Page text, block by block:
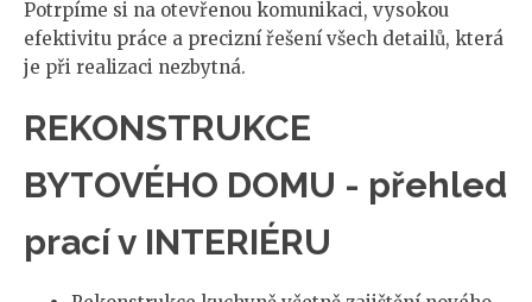
Potrpíme si na otevřenou komunikaci, vysokou
efektivitu práce a precizní řešení všech detailů, která
je při realizaci nezbytná.
REKONSTRUKCE
BYTOVÉHO DOMU - přehled
prací v INTERIÉRU